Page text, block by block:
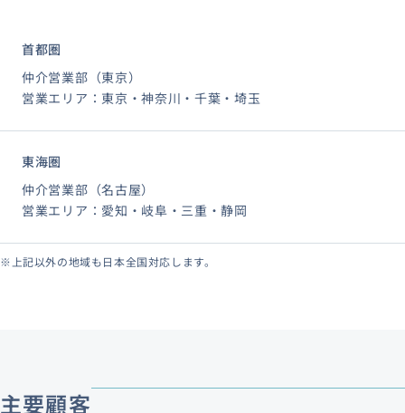
首都圏
仲介営業部（東京）
営業エリア：東京・神奈川・千葉・埼玉
東海圏
仲介営業部（名古屋）
営業エリア：愛知・岐阜・三重・静岡
※上記以外の地域も日本全国対応します。
主要顧客